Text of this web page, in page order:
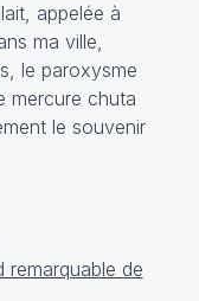
appelée à
ma ville,
le paroxysme
mercure chuta
le souvenir
remarquable de